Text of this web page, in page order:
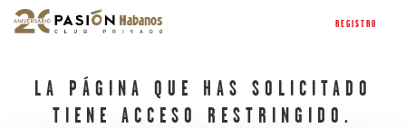
REGISTRO
LA PÁGINA QUE HAS SOLICITADO
TIENE ACCESO RESTRINGIDO.